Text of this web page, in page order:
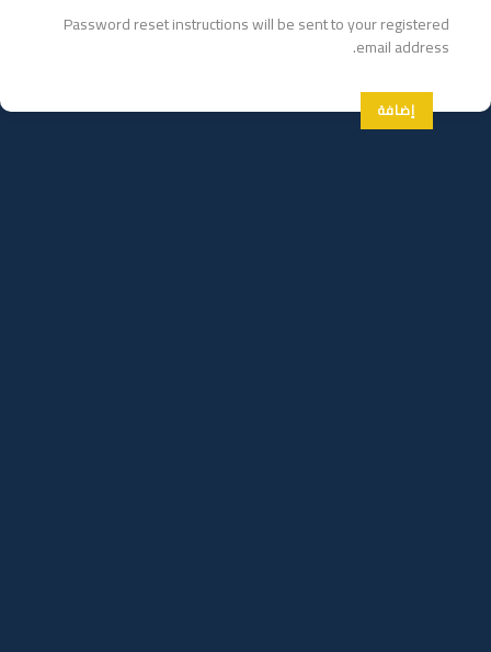
Password reset instructions will be sent to your registered
email address.